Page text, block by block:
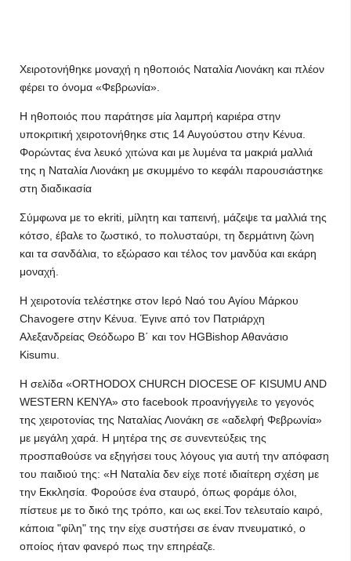
Χειροτονήθηκε μοναχή η ηθοποιός Ναταλία Λιονάκη και πλέον
φέρει το όνομα «Φεβρωνία».
Η ηθοποιός που παράτησε μία λαμπρή καριέρα στην
υποκριτική χειροτονήθηκε στις 14 Αυγούστου στην Κένυα.
Φορώντας ένα λευκό χιτώνα και με λυμένα τα μακριά μαλλιά
της η Ναταλία Λιονάκη με σκυμμένο το κεφάλι παρουσιάστηκε
στη διαδικασία
Σύμφωνα με το ekriti, μίλητη και ταπεινή, μάζεψε τα μαλλιά της
κότσο, έβαλε το ζωστικό, το πολυσταύρι, τη δερμάτινη ζώνη
και τα σανδάλια, το εξώρασο και τέλος τον μανδύα και εκάρη
μοναχή.
Η χειροτονία τελέστηκε στον Ιερό Ναό του Αγίου Μάρκου
Chavogere στην Κένυα. Έγινε από τον Πατριάρχη
Αλεξανδρείας Θεόδωρο Β΄ και τον HGBishop Aθανάσιο
Kisumu.
Η σελίδα «ORTHODOX CHURCH DIOCESE OF KISUMU AND
WESTERN KENYA» στο facebook προανήγγειλε το γεγονός
της χειροτονίας της Ναταλίας Λιονάκη σε «αδελφή Φεβρωνία»
με μεγάλη χαρά. Η μητέρα της σε συνεντεύξεις της
προσπαθούσε να εξηγήσει τους λόγους για αυτή την απόφαση
του παιδιού της: «Η Ναταλία δεν είχε ποτέ ιδιαίτερη σχέση με
την Εκκλησία. Φορούσε ένα σταυρό, όπως φοράμε όλοι,
πίστευε με το δικό της τρόπο, και ως εκεί.Τον τελευταίο καιρό,
κάποια "φίλη" της την είχε συστήσει σε έναν πνευματικό, ο
οποίος ήταν φανερό πως την επηρέαζε.